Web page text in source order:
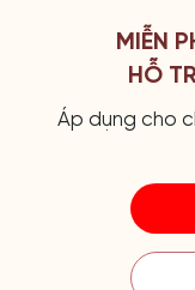
MIỄN
HỖ
Áp dụng cho